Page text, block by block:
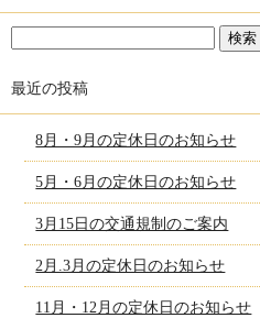
最近の投稿
8月・9月の定休日のお知らせ
5月・6月の定休日のお知らせ
3月15日の交通規制のご案内
2月.3月の定休日のお知らせ
11月・12月の定休日のお知らせ